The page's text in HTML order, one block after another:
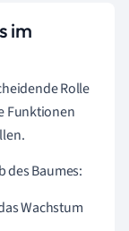
im
Rolle
Funktionen
des Baumes:
Wachstum